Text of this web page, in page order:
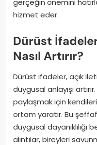
gerçeğin önemini
hizmet eder.
Dürüst
Nasıl Artırır?
Dürüst ifadeler, açık
duygusal anlayışı
paylaşmak için
ortam yaratır. Bu
duygusal dayanıklılığı
alıntılar, bireyleri